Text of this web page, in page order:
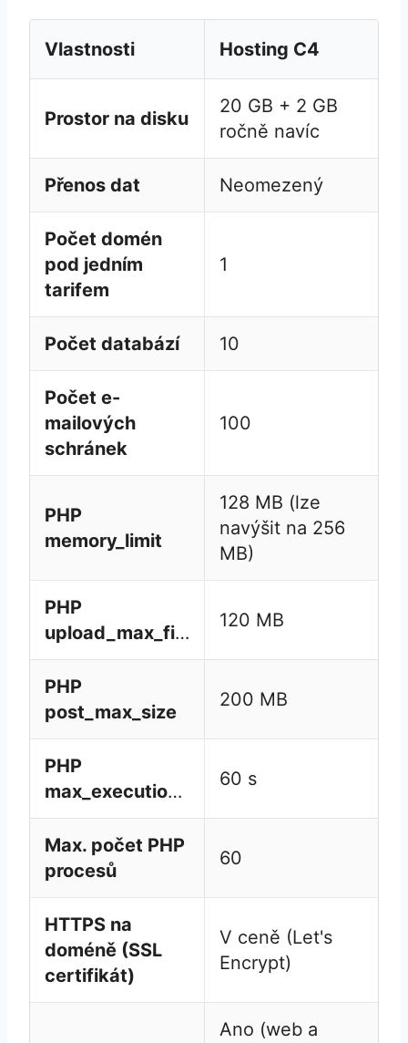
Vlastnosti Hosting C4
Prostor na disku
20 GB + 2 GB
ročně navíc
Přenos dat Neomezený
Počet domén
pod jedním
tarifem
1
Počet databází 10
Počet e-
mailových
schránek
100
PHP
memory_limit
128 MB (lze
navýšit na 256
MB)
PHP
upload_max_filesize
120 MB
PHP
post_max_size
200 MB
PHP
max_execution_time
60 s
Max. počet PHP
procesů
60
HTTPS na
doméně (SSL
certifikát)
V ceně (Let's
Encrypt)
Ano (web a